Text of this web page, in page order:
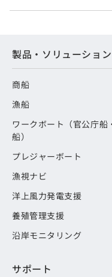
製品・ソリューション
商船
漁船
ワークボート（官公庁船
船）
プレジャーボート
漁視ナビ
洋上風力発電支援
養殖管理支援
沿岸モニタリング
サポート